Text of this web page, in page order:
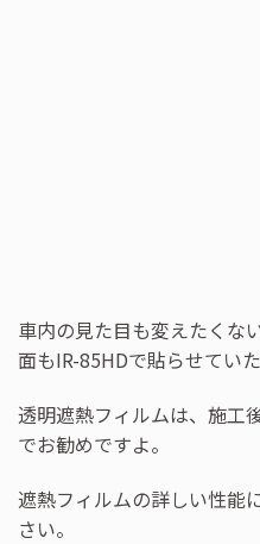
車内の見た目も変えたくな
面もIR-85HDで貼らせていた
透明遮熱フィルムは、施工
でお勧めですよ。
遮熱フィルムの詳しい性能
さい。